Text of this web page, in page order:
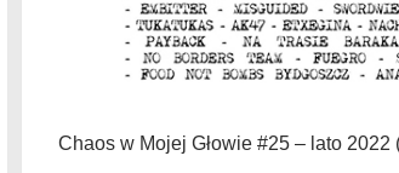
Chaos w Mojej Głowie #25 – lato